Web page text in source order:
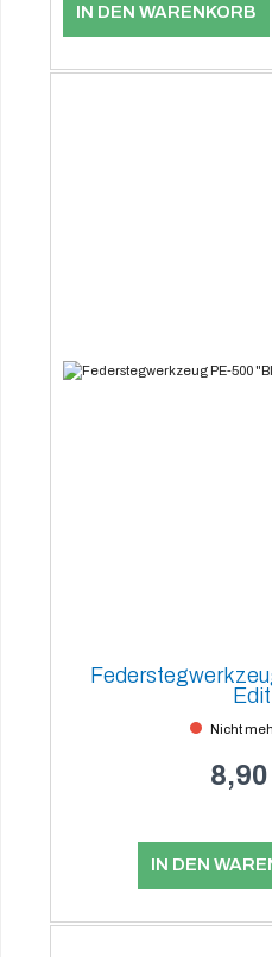
IN DEN WARENKORB
Nicht
8,90
IN DEN